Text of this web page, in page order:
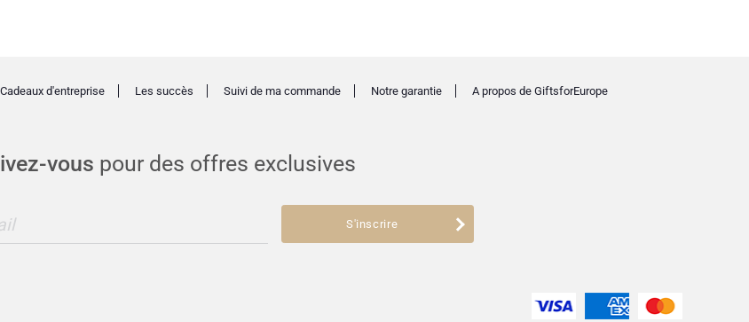
vous pour des offres exclusives
S'inscrire
Cadeaux d'entreprise Les succès Suivi de ma commande Notre garantie A propos de GiftsforEurope